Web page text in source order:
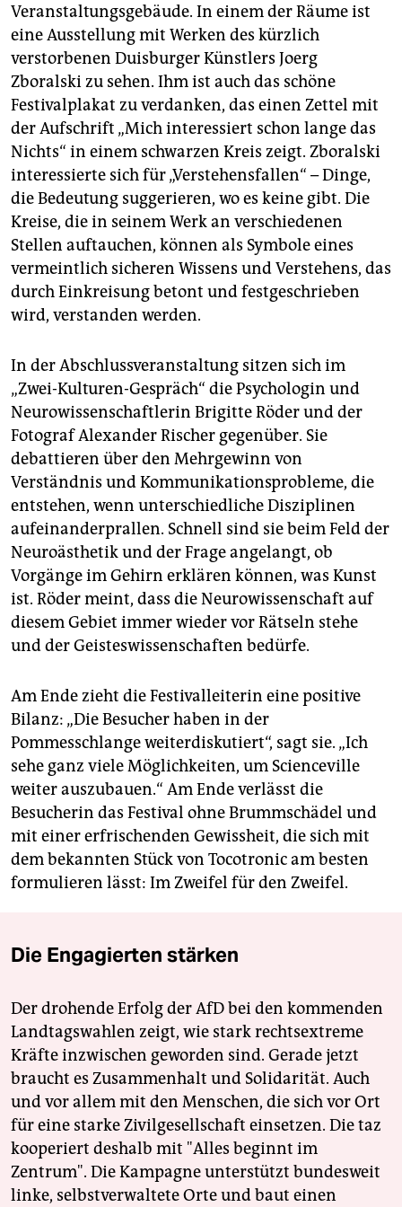
Veranstaltungsgebäude. In einem der Räume ist
eine Ausstellung mit Werken des kürzlich
verstorbenen Duisburger Künstlers Joerg
Zboralski zu sehen. Ihm ist auch das schöne
Festivalplakat zu verdanken, das einen Zettel mit
der Aufschrift „Mich interessiert schon lange das
Nichts“ in einem schwarzen Kreis zeigt. Zboralski
interessierte sich für „Verstehensfallen“ – Dinge,
die Bedeutung suggerieren, wo es keine gibt. Die
Kreise, die in seinem Werk an verschiedenen
Stellen auftauchen, können als Symbole eines
vermeintlich sicheren Wissens und Verstehens, das
durch Einkreisung betont und festgeschrieben
wird, verstanden werden.
In der Abschlussveranstaltung sitzen sich im
„Zwei-Kulturen-Gespräch“ die Psychologin und
Neurowissenschaftlerin Brigitte Röder und der
Fotograf Alexander Rischer gegenüber. Sie
debattieren über den Mehrgewinn von
Verständnis und Kommunikationsprobleme, die
entstehen, wenn unterschiedliche Disziplinen
aufeinanderprallen. Schnell sind sie beim Feld der
Neuroästhetik und der Frage angelangt, ob
Vorgänge im Gehirn erklären können, was Kunst
ist. Röder meint, dass die Neurowissenschaft auf
diesem Gebiet immer wieder vor Rätseln stehe
und der Geisteswissenschaften bedürfe.
Am Ende zieht die Festivalleiterin eine positive
Bilanz: „Die Besucher haben in der
Pommesschlange weiterdiskutiert“, sagt sie. „Ich
sehe ganz viele Möglichkeiten, um Scienceville
weiter auszubauen.“ Am Ende verlässt die
Besucherin das Festival ohne Brummschädel und
mit einer erfrischenden Gewissheit, die sich mit
dem bekannten Stück von Tocotronic am besten
formulieren lässt: Im Zweifel für den Zweifel.
Die Engagierten stärken
Der drohende Erfolg der AfD bei den kommenden
Landtagswahlen zeigt, wie stark rechtsextreme
Kräfte inzwischen geworden sind. Gerade jetzt
braucht es Zusammenhalt und Solidarität. Auch
und vor allem mit den Menschen, die sich vor Ort
für eine starke Zivilgesellschaft einsetzen. Die taz
kooperiert deshalb mit "Alles beginnt im
Zentrum". Die Kampagne unterstützt bundesweit
linke, selbstverwaltete Orte und baut einen